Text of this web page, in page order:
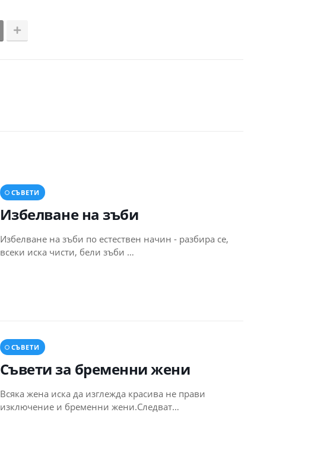
СЪВЕТИ
Избелване на зъби
Избелване на зъби по естествен начин - разбира се,
всеки иска чисти, бели зъби …
СЪВЕТИ
Съвети за бременни жени
Всяка жена иска да изглежда красива не прави
изключение и бременни жени.Следват…